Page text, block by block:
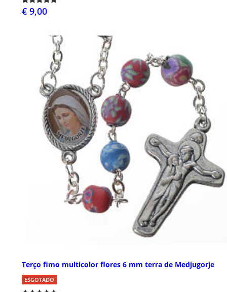
€ 9,00
Terço fimo multicolor flores 6 mm terra de Medjugorje
ESGOTADO